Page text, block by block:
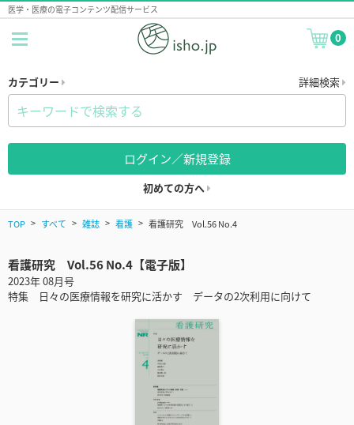
医学・医療の電子コンテンツ配信サービス
0
カテゴリー 詳細検索
ログイン／新規登録
初めての方へ
TOP すべて 雑誌 看護 看護研究 Vol.56 No.4
看護研究 Vol.56 No.4【電子版】
2023年 08月号
特集 日々の医療情報を研究に活かす データの2次利用に向けて